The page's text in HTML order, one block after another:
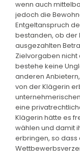
wenn auch
jedoch die
Entgeltanspruch
bestanden, ob der
ausgezahlten
Zielvorgaben nicht
bestehe keine
anderen
von der Klägerin
eine
Klägerin hätte es
wählen und damit
erbringen, so dass